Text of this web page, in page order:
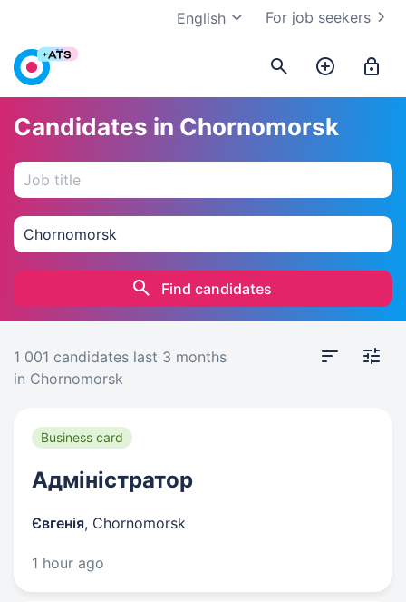
For job seekers
English
Candidates in Chornomorsk
Find candidates
1 001 candidates last 3 months
in Chornomorsk
Business card
Адміністратор
Євгенія, Chornomorsk
1 hour ago